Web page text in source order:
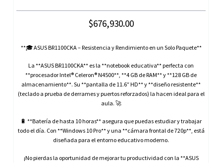
$676,930.00
**🎓 ASUS BR1100CKA – Resistencia y Rendimiento en un Solo Paquete**
La **ASUS BR1100CKA** es la **notebook educativa** perfecta con
**procesador Intel® Celeron® N4500**, **4 GB de RAM** y **128 GB de
almacenamiento**. Su **pantalla de 11.6″ HD** y **diseño resistente**
(teclado a prueba de derrames y puertos reforzados) la hacen ideal para el
aula. 🚀
🔋 **Batería de hasta 10 horas** asegura que puedas estudiar y trabajar
todo el día. Con **Windows 10 Pro** y una **cámara frontal de 720p**, está
diseñada para el entorno educativo moderno.
¡No pierdas la oportunidad de mejorar tu productividad con la **ASUS